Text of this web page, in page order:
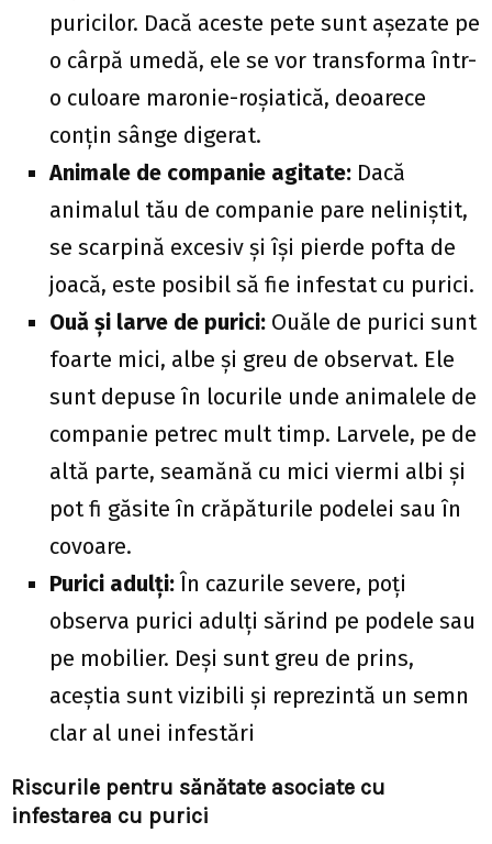
puricilor. Dacă aceste pete sunt așezate pe
o cârpă umedă, ele se vor transforma într-
o culoare maronie-roșiatică, deoarece
conțin sânge digerat.
Animale de companie agitate: Dacă
animalul tău de companie pare neliniștit,
se scarpină excesiv și își pierde pofta de
joacă, este posibil să fie infestat cu purici.
Ouă și larve de purici: Ouăle de purici sunt
foarte mici, albe și greu de observat. Ele
sunt depuse în locurile unde animalele de
companie petrec mult timp. Larvele, pe de
altă parte, seamănă cu mici viermi albi și
pot fi găsite în crăpăturile podelei sau în
covoare.
Purici adulți: În cazurile severe, poți
observa purici adulți sărind pe podele sau
pe mobilier. Deși sunt greu de prins,
aceștia sunt vizibili și reprezintă un semn
clar al unei infestări
Riscurile pentru sănătate asociate cu
infestarea cu purici